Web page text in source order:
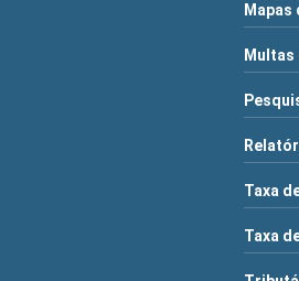
Mapas
Taxa
Taxa